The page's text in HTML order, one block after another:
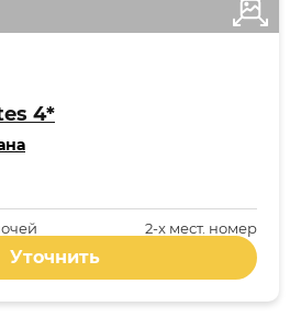
4*
2-x мест. номер
Уточнить